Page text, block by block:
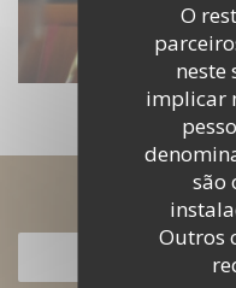
O
neste
implicar
são
Outros